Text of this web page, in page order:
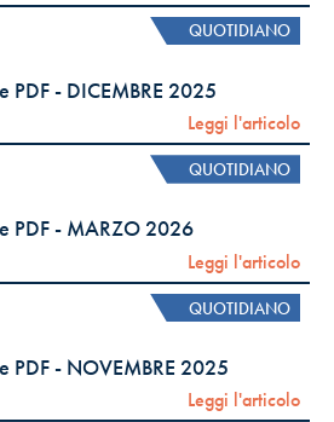
QUOTIDIANO
- DICEMBRE 2025
Leggi l'articolo
QUOTIDIANO
PDF - MARZO 2026
Leggi l'articolo
QUOTIDIANO
- NOVEMBRE 2025
Leggi l'articolo